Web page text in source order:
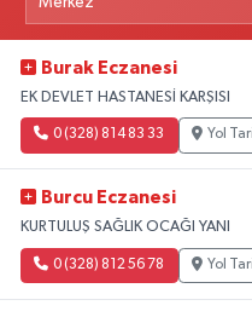
Burak Eczanesi
EK DEVLET HASTANESİ KARŞISI
0 (328) 814 83 33 Yol
Burcu Eczanesi
KURTULUŞ SAĞLIK OCAĞI YANI
0 (328) 812 56 78 Yol